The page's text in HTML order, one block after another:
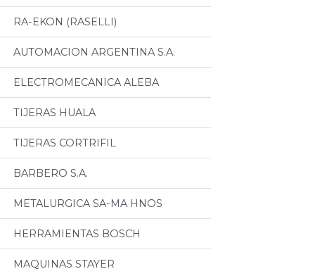
RA-EKON (RASELLI)
AUTOMACION ARGENTINA S.A.
ELECTROMECANICA ALEBA
TIJERAS HUALA
TIJERAS CORTRIFIL
BARBERO S.A.
METALURGICA SA-MA HNOS
HERRAMIENTAS BOSCH
MAQUINAS STAYER